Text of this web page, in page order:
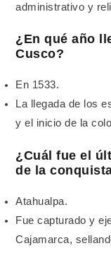
administrativo y
¿En qué año
Cusco?
En 1533.
La llegada de los
y el inicio de la
¿Cuál fue el
de la
Atahualpa.
Fue capturado y
Cajamarca,